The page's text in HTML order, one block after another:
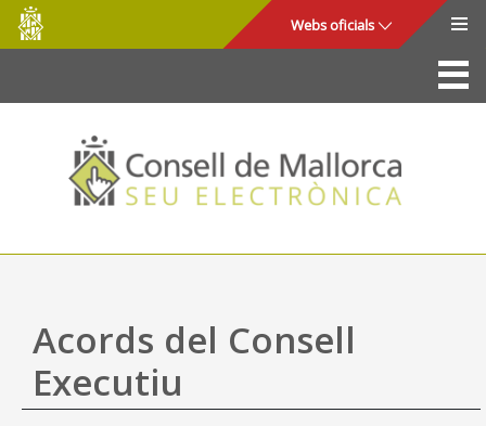
Salta al contingut principal
Consell
de
Mallorca
Webs oficials
La Seu
Consell de Mallorca
Accés i seguretat
Utilitats
Ajuda
Acords del Consell
Executiu